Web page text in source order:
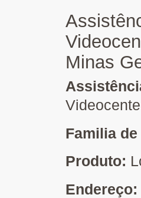
Minas
Familia
Produto:
Endereço: